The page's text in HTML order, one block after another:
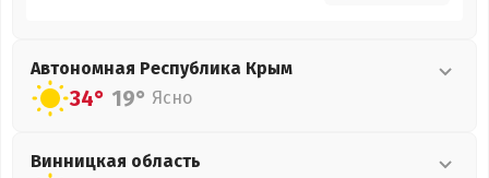
Автономная Республика Крым
34° 19° Ясно
Винницкая область